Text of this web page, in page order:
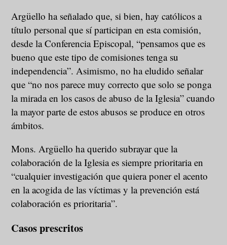
Argüello ha señalado que, si bien, hay católicos a
título personal que sí participan en esta comisión,
desde la Conferencia Episcopal, “pensamos que es
bueno que este tipo de comisiones tenga su
independencia”. Asimismo, no ha eludido señalar
que “no nos parece muy correcto que solo se ponga
la mirada en los casos de abuso de la Iglesia” cuando
la mayor parte de estos abusos se produce en otros
ámbitos.
Mons. Argüello ha querido subrayar que la
colaboración de la Iglesia es siempre prioritaria en
“cualquier investigación que quiera poner el acento
en la acogida de las víctimas y la prevención está
colaboración es prioritaria”.
Casos prescritos